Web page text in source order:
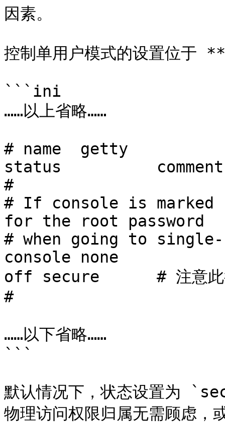
因素。
控制单用户模式的设置位
```ini
……以上省略……
# name	getty				type
status		comments
#
# If console is
for the root password
# when going to single-
console	none				unknown
off secure	# 注意此行
#
……以下省略……
```
默认情况下，状态设置为
物理访问权限归属无需顾虑，